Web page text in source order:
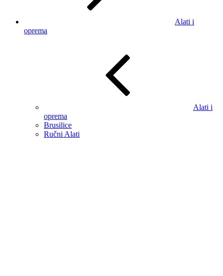
Alati i
oprema
Alati i
oprema
Brusilice
Ručni Alati